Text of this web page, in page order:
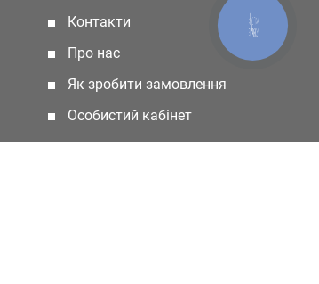
Контакти
Про нас
Як зробити замовлення
Особистий кабінет
КНОПКА
ЗВ'ЯЗКУ